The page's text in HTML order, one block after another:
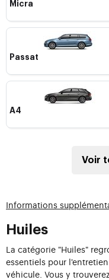
Micra
Passat
A4
Voir
Informations
Huiles
La catégorie "Huiles"
essentiels pour
véhicule. Vous y